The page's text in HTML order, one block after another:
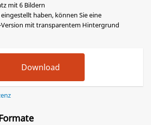
mit 6 Bildern
haben, können Sie eine
Version mit transparentem Hintergrund